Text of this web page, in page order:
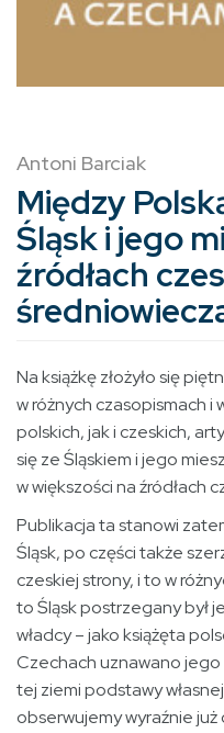
Antoni Barciak
Między
Śląsk i jego
źródłach
Na książkę złożyło się
w różnych czasopismach i
polskich, jak i czeskich,
się ze Śląskiem i jego
w większości na źródłach
Publikacja ta stanowi
Śląsk, po części także
czeskiej strony, i to w
to Śląsk postrzegany był
władcy – jako książęta
Czechach uznawano
tej ziemi podstawy
obserwujemy wyraźnie już